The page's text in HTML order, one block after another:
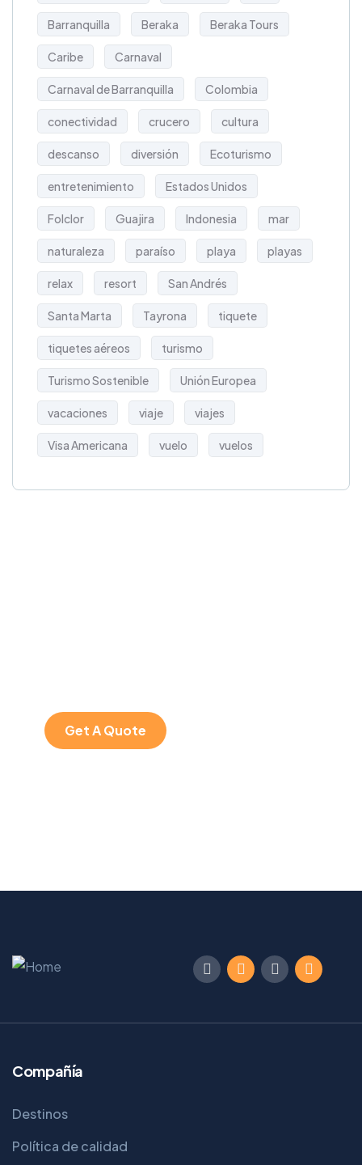
Barranquilla Beraka Beraka Tours
Caribe Carnaval
Carnaval de Barranquilla Colombia
conectividad crucero cultura
descanso diversión Ecoturismo
entretenimiento Estados Unidos
Folclor Guajira Indonesia mar
naturaleza paraíso playa playas
relax resort San Andrés
Santa Marta Tayrona tiquete
tiquetes aéreos turismo
Turismo Sostenible Unión Europea
vacaciones viaje viajes
Visa Americana vuelo vuelos
Get A Quote
Compañía
Destinos
Política de calidad